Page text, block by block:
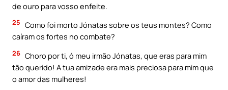
de ouro para vosso enfeite.
25 Como foi morto Jónatas sobre os teus montes? Como
caíram os fortes no combate?
26 Choro por ti, ó meu irmão Jónatas, que eras para mim
tão querido! A tua amizade era mais preciosa para mim que
o amor das mulheres!